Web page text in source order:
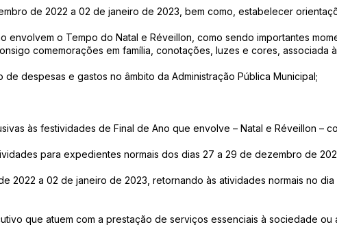
de 2022 a 02 de janeiro de 2023, bem como, estabelecer
envolvem o Tempo do Natal e Réveillon, como sendo importantes
comemorações em família, conotações, luzes e cores, associada
de despesas e gastos no âmbito da Administração Pública Municipal;
às festividades de Final de Ano que envolve – Natal e Réveillon –
para expedientes normais dos dias 27 a 29 de dezembro de
2022 a 02 de janeiro de 2023, retornando às atividades normais no
que atuem com a prestação de serviços essenciais à sociedade ou